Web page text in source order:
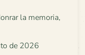
la memoria,
de 2026